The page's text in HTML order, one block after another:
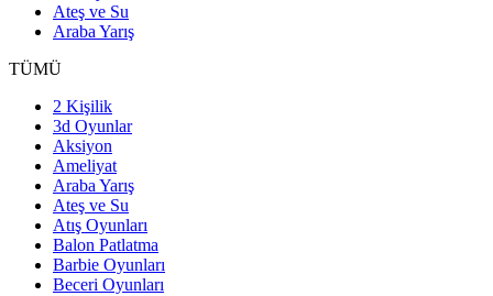
Ateş ve Su
Araba Yarış
TÜMÜ
2 Kişilik
3d Oyunlar
Aksiyon
Ameliyat
Araba Yarış
Ateş ve Su
Atış Oyunları
Balon Patlatma
Barbie Oyunları
Beceri Oyunları